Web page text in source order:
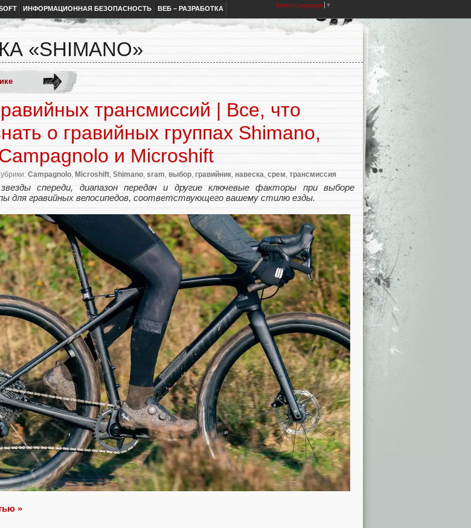
ИНФОРМАЦИОННАЯ БЕЗОПАСНОСТЬ ВЕБ – РАЗРАБОТКА Select Language ▼
«SHIMANO»
трансмиссий | Все, что
о гравийных группах Shimano,
и Microshift
Campagnolo Microshift Shimano sram выбор гравийник навеска срем трансмиссия
спереди, диапазон передач и другие ключевые факторы при выборе
для гравийных велосипедов, соответствующего вашему стилю езды.
»